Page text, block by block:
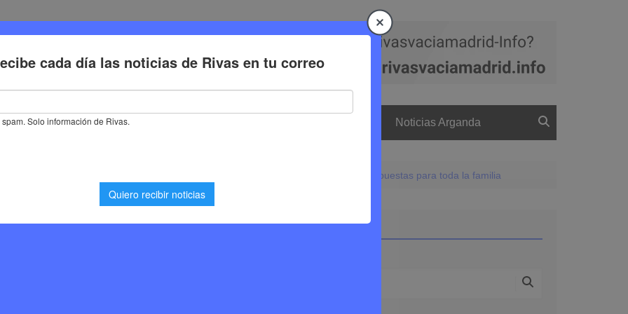
Deporte Cultura Trabajo Noticias Arganda
este fin de semana la Feria del Vehículo Sostenible con más de 400 modelos y propuestas para toda la familia
semana la Feria del
más de 400
para toda la familia